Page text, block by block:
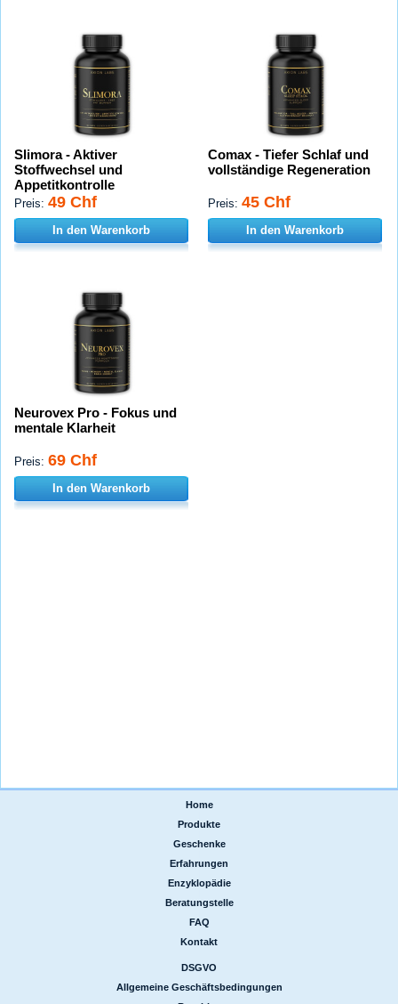
Slimora - Aktiver
Stoffwechsel und
Appetitkontrolle
Preis: 49 Chf
In den Warenkorb
Comax - Tiefer Schlaf und
vollständige Regeneration
Preis: 45 Chf
In den Warenkorb
Neurovex Pro - Fokus und
mentale Klarheit
Preis: 69 Chf
In den Warenkorb
Home
Produkte
Geschenke
Erfahrungen
Enzyklopädie
Beratungstelle
FAQ
Kontakt
DSGVO
Allgemeine Geschäftsbedingungen